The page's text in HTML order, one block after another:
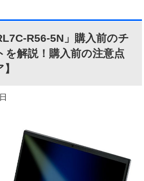
R56-5N」購入前のチ
を解説！購入前の注意点
日